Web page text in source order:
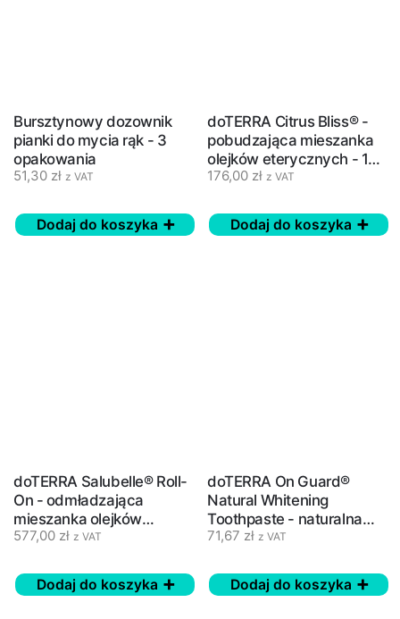
Bursztynowy dozownik
pianki do mycia rąk - 3
opakowania
51,30 zł z VAT
Dodaj do koszyka
doTERRA Citrus Bliss® -
pobudzająca mieszanka
olejków eterycznych - 15
ml - NOWA FORMUŁA
176,00 zł z VAT
Dodaj do koszyka
doTERRA Salubelle® Roll-
On - odmładzająca
mieszanka olejków
eterycznych - 10 ml
577,00 zł z VAT
Dodaj do koszyka
doTERRA On Guard®
Natural Whitening
Toothpaste - naturalna
wybielająca pasta do
71,67 zł z VAT
Dodaj do koszyka